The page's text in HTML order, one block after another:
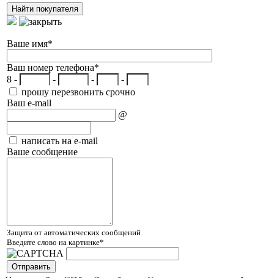
Ваше имя*
Ваш номер телефона*
8 -
- -
-
прошу перезвонить срочно
Ваш e-mail
@
написать на e-mail
Ваше сообщение
Защита от автоматических сообщений
Введите слово на картинке*